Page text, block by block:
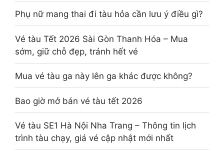
Phụ nữ mang thai đi tàu hỏa cần lưu ý điều gì?
Vé tàu Tết 2026 Sài Gòn Thanh Hóa – Mua
sớm, giữ chỗ đẹp, tránh hết vé
Mua vé tàu ga này lên ga khác được không?
Bao giờ mở bán vé tàu tết 2026
Vé tàu SE1 Hà Nội Nha Trang – Thông tin lịch
trình tàu chạy, giá vé cập nhật mới nhất